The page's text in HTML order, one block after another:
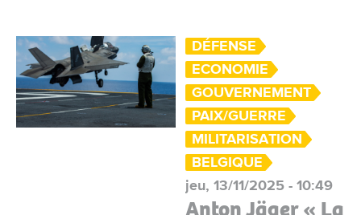
DÉFENSE
ECONOMIE
GOUVERNEMENT
PAIX/GUERRE
MILITARISATION
BELGIQUE
jeu, 13/11/2025 - 10:49
Anton Jäger « La